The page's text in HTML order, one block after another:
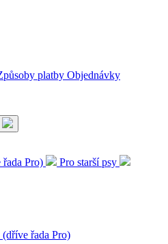
platby Objednávky
řada Pro)
Pro starší psy
(dříve řada Pro)